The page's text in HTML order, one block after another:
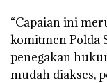
“Capaian ini
komitmen Polda
penegakan
mudah diakses,